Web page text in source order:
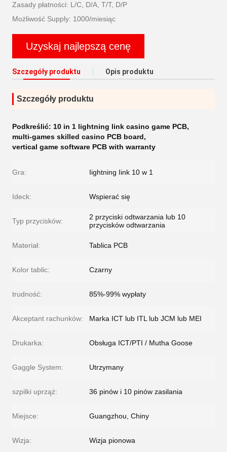
Zasady płatności: L/C, D/A, T/T, D/P
Możliwość Supply: 1000/miesiąc
Uzyskaj najlepszą cenę
Szczegóły produktu Opis produktu
Szczegóły produktu
Podkreślić: 10 in 1 lightning link casino game PCB,
multi-games skilled casino PCB board,
vertical game software PCB with warranty
Gra: Iightning Iink 10 w 1
Ideck: Wspierać się
Typ przycisków:
2 przyciski odtwarzania lub 10
przycisków odtwarzania
Materiał: Tablica PCB
Kolor tablic: Czarny
trudność: 85%-99% wypłaty
Akceptant rachunków: Marka ICT lub ITL lub JCM lub MEI
Drukarka: Obsługa ICT/PTI / Mutha Goose
Gaggle System: Utrzymany
szpilki uprząż: 36 pinów i 10 pinów zasilania
Miejsce: Guangzhou, Chiny
Wizja: Wizja pionowa